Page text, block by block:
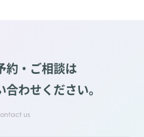
約・ご相談は
わせください。